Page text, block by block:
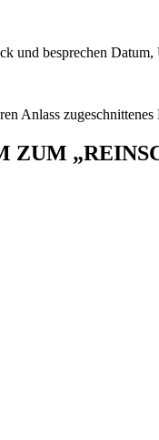
und besprechen
Anlass zugeschnittenes